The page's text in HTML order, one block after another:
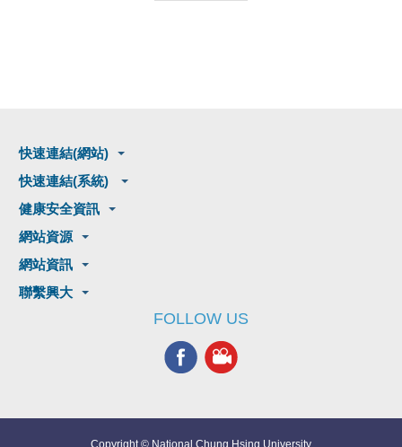
快速連結(網站)
快速連結(系統)
健康安全資訊
網站資源
網站資訊
聯繫興大
FOLLOW US
Copyright © National Chung Hsing University